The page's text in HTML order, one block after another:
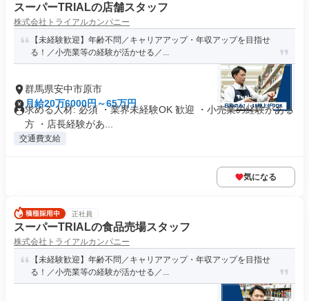
スーパーTRIALの店舗スタッフ
株式会社トライアルカンパニー
【未経験歓迎】年齢不問／キャリアアップ・年収アップを目指せ
る！／小売業等の経験が活かせる／...
群馬県安中市原市
月給20万6000円～65万円
求める人材: 必須 ・業界未経験OK 歓迎 ・小売業の経験がある
方 ・店長経験があ...
交通費支給
気になる
正社員
スーパーTRIALの食品売場スタッフ
株式会社トライアルカンパニー
【未経験歓迎】年齢不問／キャリアアップ・年収アップを目指せ
る！／小売業等の経験が活かせる／...